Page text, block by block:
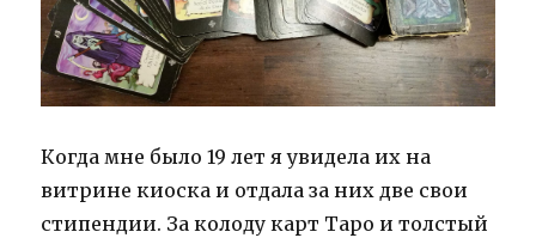
Когда мне было 19 лет я увидела их на
витрине киоска и отдала за них две свои
стипендии. За колоду карт Таро и толстый